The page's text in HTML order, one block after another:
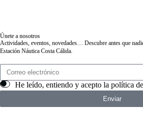
Únete a nosotros
Actividades, eventos, novedades… Descubre antes que
Estación Náutica Costa Cálida.
He leído, entiendo y acepto la política
Enviar